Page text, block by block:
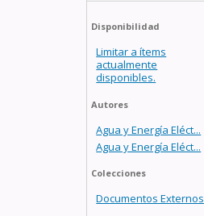
Disponibilidad
Limitar a ítems
actualmente
disponibles.
Autores
Agua y Energía Eléct...
Agua y Energía Eléct...
Colecciones
Documentos Externos